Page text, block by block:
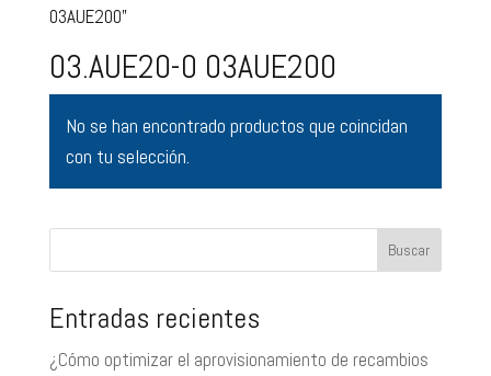
03AUE200”
03.AUE20-0 03AUE200
No se han encontrado productos que coincidan
con tu selección.
Buscar
Entradas recientes
¿Cómo optimizar el aprovisionamiento de recambios